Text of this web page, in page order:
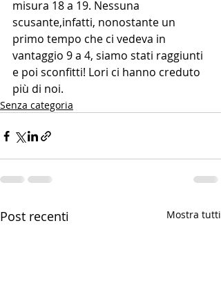
misura 18 a 19. Nessuna
scusante,infatti, nonostante un
primo tempo che ci vedeva in
vantaggio 9 a 4, siamo stati raggiunti
e poi sconfitti! Lori ci hanno creduto
più di noi.
Senza categoria
Post recenti Mostra tutti